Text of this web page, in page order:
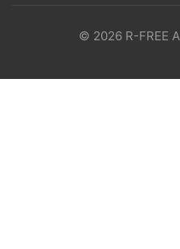
© 2026 R-FREE